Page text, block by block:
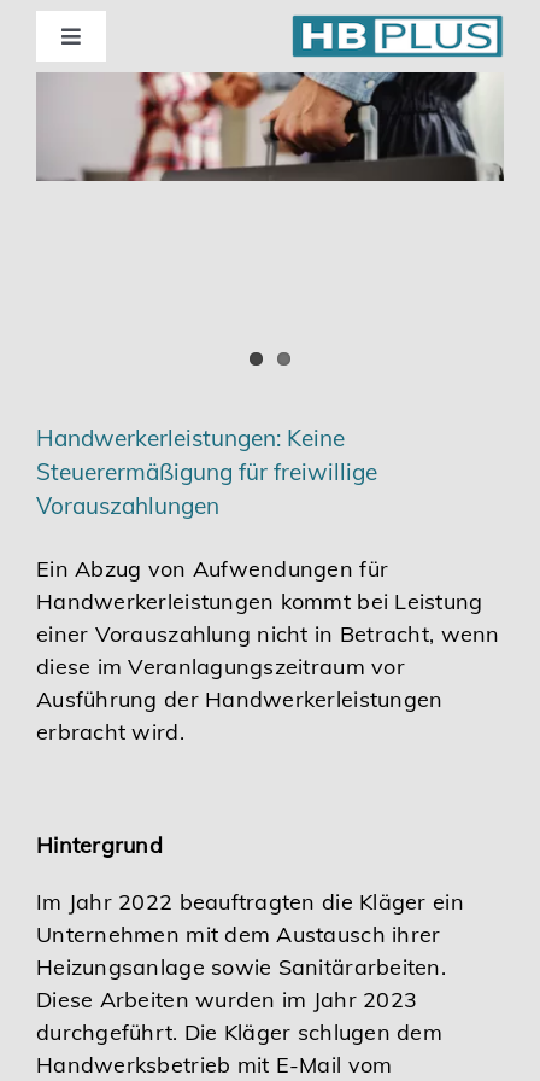
Skip
content
Toggle
Navigation
Standorte
Beratung
Digitalisierung | Steuerberatung
Karriere
Services
Handwerkerleistungen: Keine
Steuerermäßigung für freiwillige
Vorauszahlungen
Ein Abzug von Aufwendungen für
Handwerkerleistungen kommt bei Leistung
einer Vorauszahlung nicht in Betracht, wenn
diese im Veranlagungszeitraum vor
Ausführung der Handwerkerleistungen
erbracht wird.
Hintergrund
Im Jahr 2022 beauftragten die Kläger ein
Unternehmen mit dem Austausch ihrer
Heizungsanlage sowie Sanitärarbeiten.
Diese Arbeiten wurden im Jahr 2023
durchgeführt. Die Kläger schlugen dem
Handwerksbetrieb mit E-Mail vom